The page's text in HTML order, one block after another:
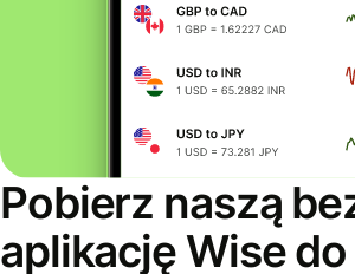
Pobierz naszą
aplikację Wise do